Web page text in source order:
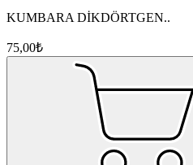
KUMBARA DİKDÖRTGEN..
75,00₺